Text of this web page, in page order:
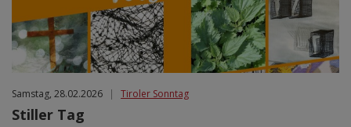
Samstag, 28.02.2026 | Tiroler Sonntag
Stiller Tag